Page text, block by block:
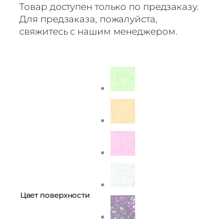
Товар доступен только по предзаказу.
Для предзаказа, пожалуйста,
свяжитесь с нашим менеджером.
Цвет поверхности